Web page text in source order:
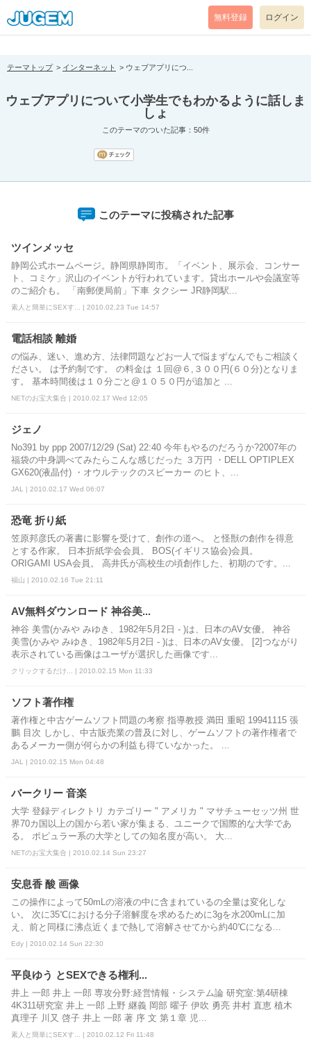
[pear_error: message="Success" code=0 mode=return level=notice
prefix="" info=""]
無料登録 ログイン
テーマトップ インターネット ウェブアプリにつ...
ウェブアプリについて小学生でもわかるように話しま
しょ
このテーマのついた記事：50件
このテーマに投稿された記事
ツインメッセ
静岡公式ホームページ。静岡県静岡市。「イベント、展示会、コンサー
ト、コミケ」沢山のイベントが行われています。貸出ホールや会議室等
のご紹介も。 「南郵便局前」下車 タクシー JR静岡駅...
素人と簡単にSEXす... | 2010.02.23 Tue 14:57
電話相談 離婚
の悩み、迷い、進め方、法律問題などお一人で悩まずなんでもご相談く
ださい。 は予約制です。 の料金は １回@６,３００円(６０分)となりま
す。 基本時間後は１０分ごと@１０５０円が追加と ...
NETのお宝大集合 | 2010.02.17 Wed 12:05
ジェノ
No391 by ppp 2007/12/29 (Sat) 22:40 今年もやるのだろうか?2007年の
福袋の中身調べてみたらこんな感じだった ３万円 ・DELL OPTIPLEX
GX620(液晶付) ・オウルテックのスピーカー のヒト、...
JAL | 2010.02.17 Wed 06:07
恐竜 折り紙
笠原邦彦氏の著書に影響を受けて、創作の道へ。 と怪獣の創作を得意
とする作家。 日本折紙学会会員。 BOS(イギリス協会)会員。
ORIGAMI USA会員。 高井氏が高校生の頃創作した、初期のです。...
福山 | 2010.02.16 Tue 21:11
AV無料ダウンロード 神谷美...
神谷 美雪(かみや みゆき、1982年5月2日 - )は、日本のAV女優。 神谷
美雪(かみや みゆき、1982年5月2日 - )は、日本のAV女優。 [2]つながり
表示されている画像はユーザが選択した画像です...
クリックするだけ... | 2010.02.15 Mon 11:33
ソフト著作権
著作権と中古ゲームソフト問題の考察 指導教授 満田 重昭 19941115 張
鵬 目次 しかし、中古販売業の普及に対し、ゲームソフトの著作権者で
あるメーカー側が何らかの利益も得ていなかった。 ...
JAL | 2010.02.15 Mon 04:48
バークリー 音楽
大学 登録ディレクトリ カテゴリー " アメリカ " マサチューセッツ州 世
界70カ国以上の国から若い家が集まる、ユニークで国際的な大学であ
る。 ポピュラー系の大学としての知名度が高い。 大...
NETのお宝大集合 | 2010.02.14 Sun 23:27
安息香 酸 画像
この操作によって50mLの溶液の中に含まれているの全量は変化しな
い。 次に35℃における分子溶解度を求めるために3gを水200mLに加
え、前と同様に沸点近くまで熱して溶解させてから約40℃になる...
Edy | 2010.02.14 Sun 22:30
平良ゆう とSEXできる権利...
井上 一郎 井上 一郎 専攻分野:経営情報・システム論 研究室:第4研棟
4K311研究室 井上 一郎 上野 継義 岡部 曜子 伊吹 勇亮 井村 直恵 植木
真理子 川又 啓子 井上 一郎 著 序 文 第１章 児...
素人と簡単にSEXす... | 2010.02.12 Fri 11:48